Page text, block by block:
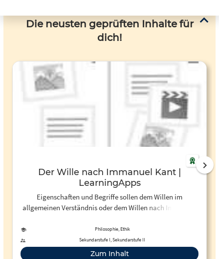
Die neusten geprüften Inhalte für
dich!
Der Wille nach Immanuel Kant |
LearningApps
Eigenschaften und Begriffe sollen dem Willen im
allgemeinen Verständnis oder dem Willen nach Immanuel
Eigenschaften und Begriffe der richtigen Gruppe zu!
Philosophie, Ethik
Sekundarstufe I, Sekundarstufe II
Zum Inhalt